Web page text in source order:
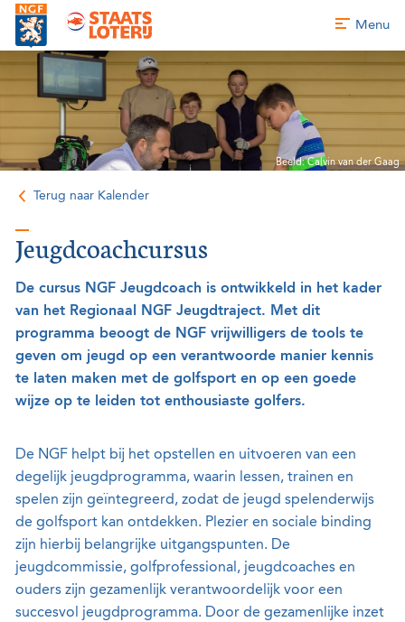
Menu
Beeld: Calvin van der Gaag
Terug naar Kalender
Jeugdcoachcursus
De cursus NGF Jeugdcoach is ontwikkeld in het kader
van het Regionaal NGF Jeugdtraject. Met dit
programma beoogt de NGF vrijwilligers de tools te
geven om jeugd op een verantwoorde manier kennis
te laten maken met de golfsport en op een goede
wijze op te leiden tot enthousiaste golfers.
De NGF helpt bij het opstellen en uitvoeren van een
degelijk jeugdprogramma, waarin lessen, trainen en
spelen zijn geïntegreerd, zodat de jeugd spelenderwijs
de golfsport kan ontdekken. Plezier en sociale binding
zijn hierbij belangrijke uitgangspunten. De
jeugdcommissie, golfprofessional, jeugdcoaches en
ouders zijn gezamenlijk verantwoordelijk voor een
succesvol jeugdprogramma. Door de gezamenlijke inzet